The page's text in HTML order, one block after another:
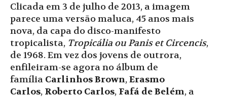
Clicada em 3 de julho de 2013, a imagem
parece uma versão maluca, 45 anos mais
nova, da capa do disco-manifesto
tropicalista, Tropicália ou Panis et Circencis,
de 1968. Em vez dos jovens de outrora,
enfileiram-se agora no álbum de
família Carlinhos Brown,Erasmo
Carlos, Roberto Carlos, Fafá de Belém, a